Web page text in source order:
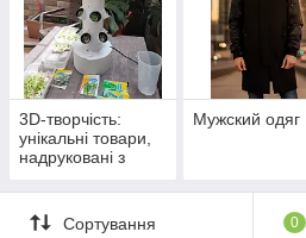
3D-творчість:
унікальні товари,
надруковані з
Мужский одяг
Сортування 0